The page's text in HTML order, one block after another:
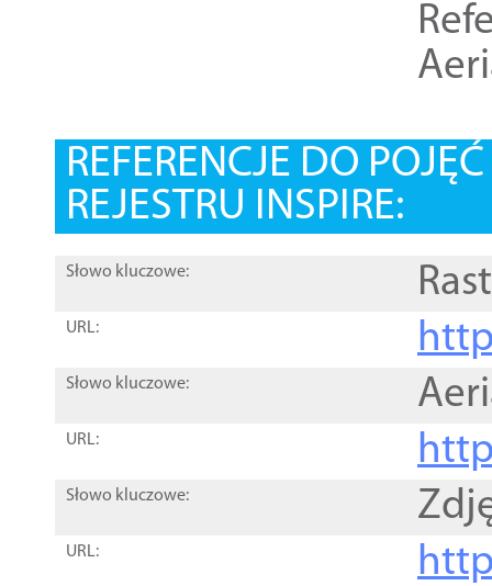
REFERENCJE DO
REJESTRU INSPIRE:
Słowo kluczowe:
URL:
Słowo kluczowe:
URL:
Słowo kluczowe:
URL: